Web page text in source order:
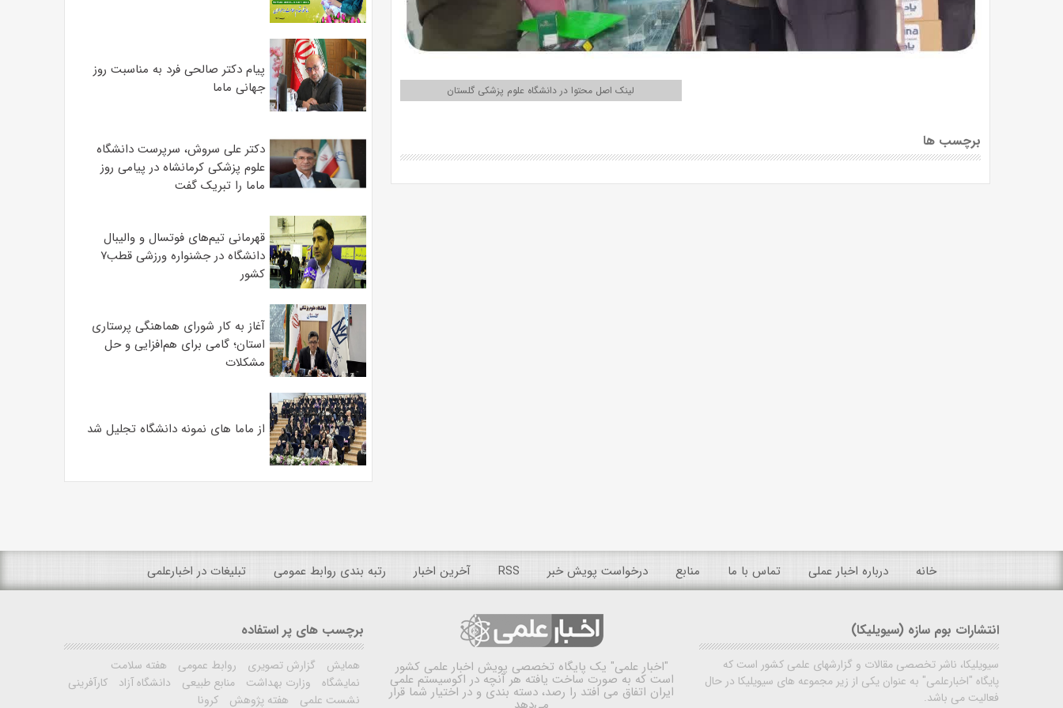
لینک اصل محتوا در دانشگاه علوم پزشکی گلستان
برچسب ها
پیام دکتر صالحی فرد به مناسبت روز
جهانی ماما
دکتر علی سروش، سرپرست دانشگاه
علوم پزشکی کرمانشاه در پیامی روز
ماما را تبریک گفت
قهرمانی تیم‌های فوتسال و والیبال
دانشگاه در جشنواره ورزشی قطب۷
کشور
آغاز به کار شورای هماهنگی پرستاری
استان؛ گامی برای هم‌افزایی و حل
مشکلات
از ماما های نمونه دانشگاه تجلیل شد
خانه درباره اخبار عملی تماس با ما منابع درخواست پویش خبر RSS آخرین اخبار رتبه بندی روابط عمومی تبلیغات در اخبارعلمی
انتشارات بوم سازه (سیویلیکا)
سیویلیکا، ناشر تخصصی مقالات و گزارشهای علمی کشور است که
پایگاه "اخبارعلمی" به عنوان یکی از زیر مجموعه های سیویلیکا در حال
فعالیت می باشد.
"اخبار علمی" یک پایگاه تخصصی پویش اخبار علمی کشور
است که به صورت ساخت یافته هر آنچه در اکوسیستم علمی
ایران اتفاق می افتد را رصد، دسته بندی و در اختیار شما قرار
برچسب های پر استفاده
همایش گزارش تصویری روابط عمومی
هفته سلامت
نمایشگاه
وزارت بهداشت منابع طبیعی دانشگاه آزاد
کارآفرینی
نشست علمی
هفته پژوهش کرونا